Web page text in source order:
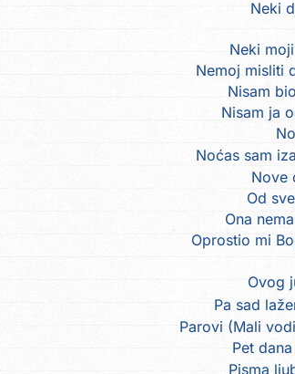
Neki
Neki
Nemoj misliti
Nisam
Nisam ja
Noćas sam
Nove
Od
Ona
Oprostio mi
Ovog
Pa sad
Parovi (Mali
Pet
Pisma